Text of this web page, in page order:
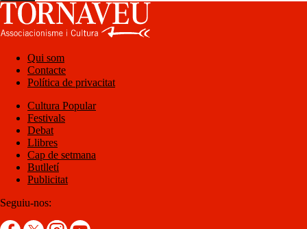
Qui som
Contacte
Política de privacitat
Cultura Popular
Festivals
Debat
Llibres
Cap de setmana
Butlletí
Publicitat
Seguiu-nos: